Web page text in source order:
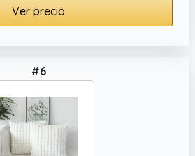
Ver precio
#6